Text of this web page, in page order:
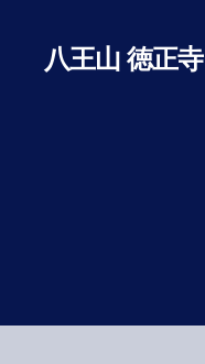
八王山 徳正寺